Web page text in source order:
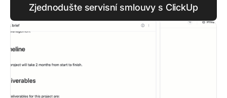
Zjednodušte servisní smlouvy s ClickUp